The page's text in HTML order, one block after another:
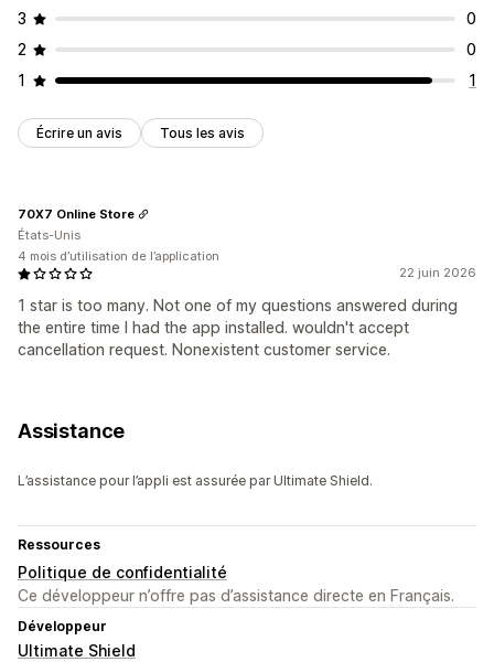
3
0
2
0
1
1
Écrire un avis Tous les avis
22 juin 2026
1 star is too many. Not one of my questions answered during
the entire time I had the app installed. wouldn't accept
cancellation request. Nonexistent customer service.
70X7 Online Store
États-Unis
4 mois d’utilisation de l’application
Assistance
L’assistance pour l’appli est assurée par Ultimate Shield.
Ressources
Politique de confidentialité
Ce développeur n’offre pas d’assistance directe en Français.
Développeur
Ultimate Shield